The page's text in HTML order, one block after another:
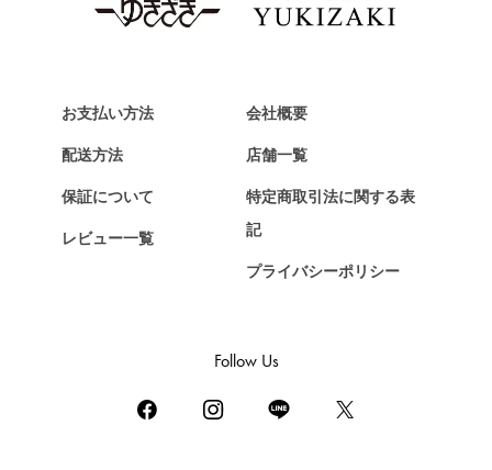
お支払い方法
配送方法
保証について
レビュー一覧
会社概要
店舗一覧
特定商取引法に関する表
記
プライバシーポリシー
Follow Us